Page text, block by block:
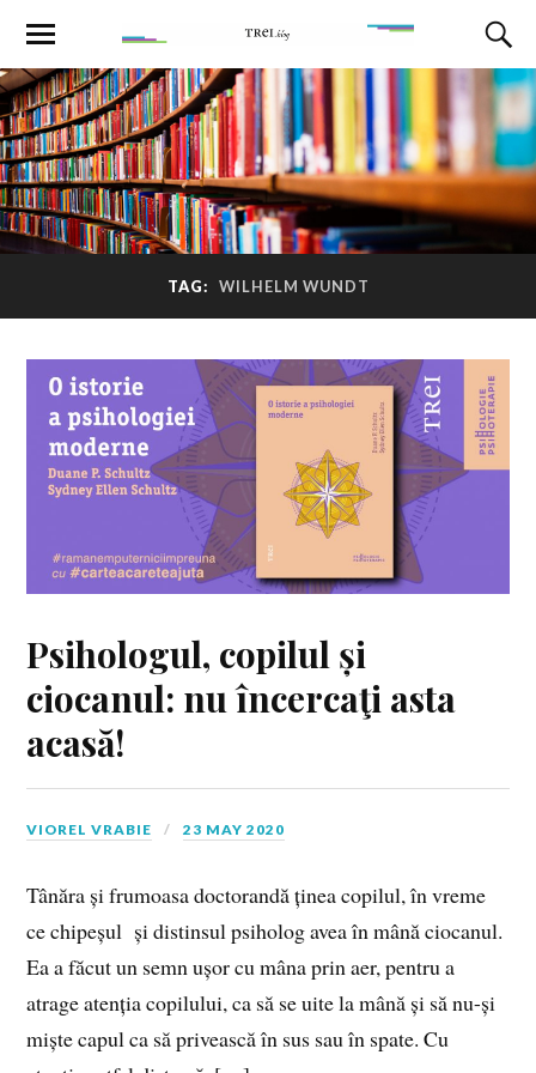
TAG: WILHELM WUNDT
Psihologul, copilul și
ciocanul: nu încercaţi asta
acasă!
VIOREL VRABIE 23 MAY 2020
Tânăra și frumoasa doctorandă ținea copilul, în vreme
ce chipeșul și distinsul psiholog avea în mână ciocanul.
Ea a făcut un semn ușor cu mâna prin aer, pentru a
atrage atenția copilului, ca să se uite la mână și să nu-și
miște capul ca să privească în sus sau în spate. Cu